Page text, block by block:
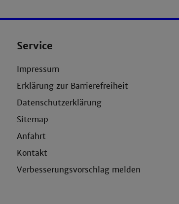
Service
Impressum
Erklärung zur Barrierefreiheit
Datenschutzerklärung
Sitemap
Anfahrt
Kontakt
Verbesserungsvorschlag melden